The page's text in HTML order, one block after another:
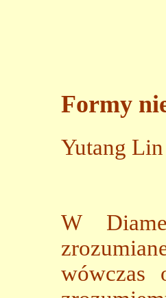
Formy
Yutang Lin
W
wówczas